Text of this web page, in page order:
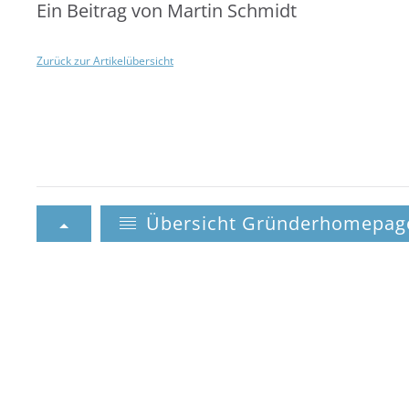
Ein Beitrag von Martin Schmidt
Zurück zur Artikelübersicht
Übersicht